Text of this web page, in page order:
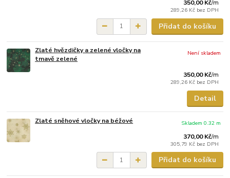
350,00 Kč/m
289,26 Kč bez DPH
Přidat do košíku
Zlaté hvězdičky a zelené vločky na
tmavě zelené
350,00 Kč/m
289,26 Kč bez DPH
Není skladem
Detail
Zlaté sněhové vločky na béžové
370,00 Kč/m
305,79 Kč bez DPH
Skladem 0.32 m
Přidat do košíku